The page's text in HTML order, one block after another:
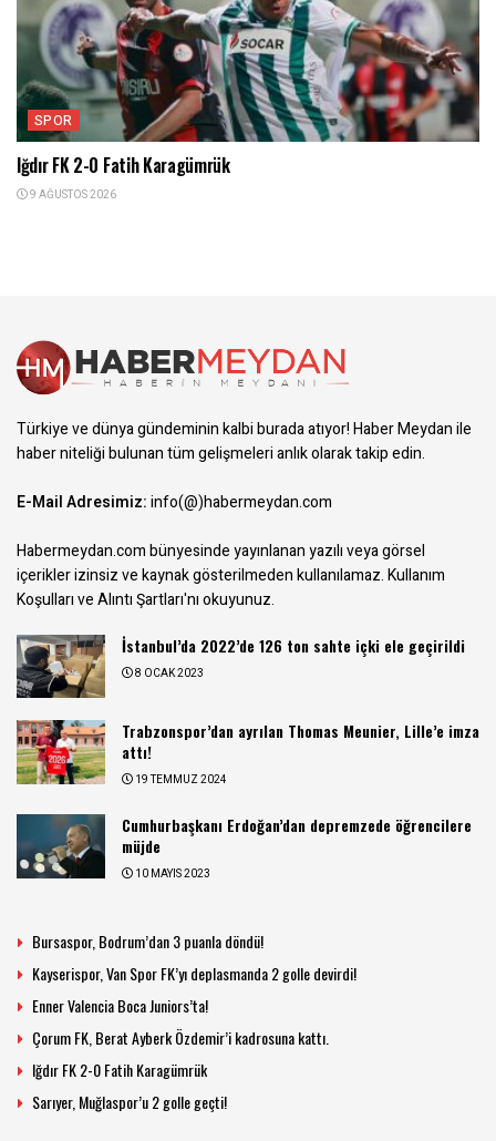
SPOR
Iğdır FK 2-0 Fatih Karagümrük
9 AĞUSTOS 2026
Türkiye ve dünya gündeminin kalbi burada atıyor! Haber Meydan ile
haber niteliği bulunan tüm gelişmeleri anlık olarak takip edin.
E-Mail Adresimiz:info(@)habermeydan.com
Habermeydan.com bünyesinde yayınlanan yazılı veya görsel
içerikler izinsiz ve kaynak gösterilmeden kullanılamaz.Kullanım
Koşulları ve Alıntı Şartları'nı okuyunuz.
İstanbul’da 2022’de 126 ton sahte içki ele geçirildi
8 OCAK 2023
Trabzonspor’dan ayrılan Thomas Meunier, Lille’e imza
attı!
19 TEMMUZ 2024
Cumhurbaşkanı Erdoğan’dan depremzede öğrencilere
müjde
10 MAYIS 2023
Bursaspor, Bodrum’dan 3 puanla döndü!
Kayserispor, Van Spor FK’yı deplasmanda 2 golle devirdi!
Enner Valencia Boca Juniors’ta!
Çorum FK, Berat Ayberk Özdemir’i kadrosuna kattı.
Iğdır FK 2-0 Fatih Karagümrük
Sarıyer, Muğlaspor’u 2 golle geçti!